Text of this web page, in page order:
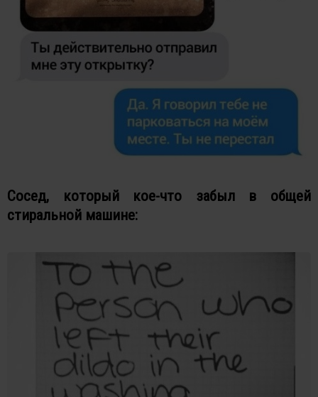
Сосед, который кое-что забыл в общей
стиральной машине: